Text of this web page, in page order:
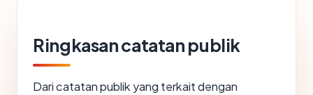
Ringkasan catatan publik
Dari catatan publik yang terkait dengan